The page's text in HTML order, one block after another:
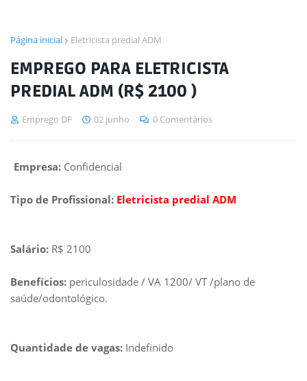
Página inicial Eletricista predial ADM
EMPREGO PARA ELETRICISTA
PREDIAL ADM (R$ 2100 )
Emprego DF 02 junho 0 Comentários
Empresa: Confidencial
Tipo de Profissional: Eletricista predial ADM
Salário: R$ 2100
Benefícios: periculosidade / VA 1200/ VT /plano de
saúde/odontológico.
Quantidade de vagas: Indefinido